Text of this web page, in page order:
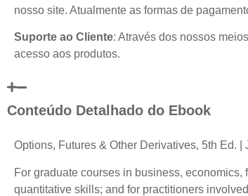
nosso site. Atualmente as formas de
Suporte ao Cliente: Através dos nossos
acesso aos produtos.
Conteúdo Detalhado do Ebook
Options, Futures & Other Derivatives, 5th Ed. |
For graduate courses in business,
quantitative skills; and for practitioners